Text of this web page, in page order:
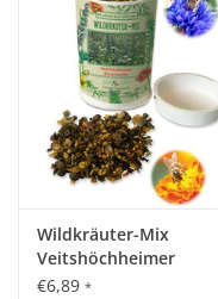
Wildkräuter-Mix
Veitshöchheimer
Bienenweide - Dose
€6,89 *